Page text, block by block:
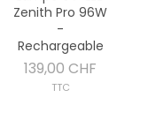
Zenith Pro 96W
-
Rechargeable
139,00 CHF
TTC